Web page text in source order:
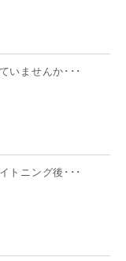
いませんか･･･
トニング後･･･